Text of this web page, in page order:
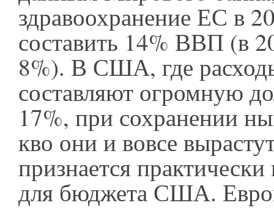
здравоохранение ЕС в
составить 14% ВВП (в
8%). В США, где
составляют огромную
17%, при сохранении
кво они и вовсе
признается
для бюджета США.